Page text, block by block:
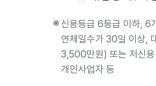
신용등급 6등급 이하, 6
연체일수가 30일 이상,
3,500만원) 또는 저신
개인사업자 등